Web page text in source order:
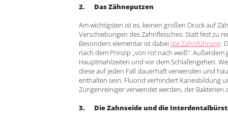
2. Das Zähneputzen
Am wichtigsten ist es, keinen großen Druck auf
Verschiebungen des Zahnfleisches. Statt fest zu
Besonders elementar ist dabei die Zahnführung.
nach dem Prinzip „von rot nach weiß“.
Hauptmahlzeiten und vor dem Schlafengehen.
diese auf jeden Fall dauerhaft verwenden und
enthalten sein. Fluorid verhindert Kariesbildung
Zungenreiniger verwendet werden, der
3. Die Zahnseide und die